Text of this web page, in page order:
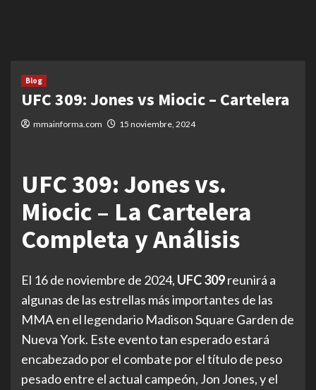
Blog
UFC 309: Jones vs Miocic – Cartelera
mmainforma.com 15 noviembre, 2024
UFC 309: Jones vs.
Miocic – La Cartelera
Completa y Análisis
El 16 de noviembre de 2024, UFC 309reunirá a
algunas de las estrellas más importantes de las
MMA en el legendario Madison Square Garden de
Nueva York. Este evento tan esperado estará
encabezado por el combate por el título de peso
pesado entre el actual campeón, Jon Jones, y el